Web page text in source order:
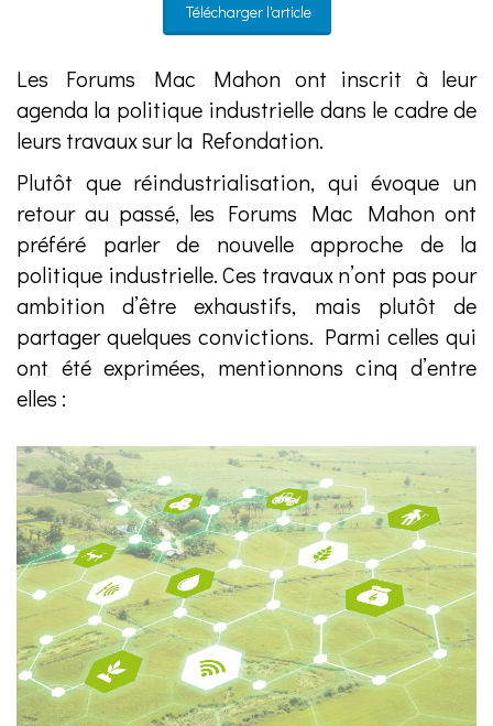
Télécharger l'article
Les Forums Mac Mahon ont inscrit à leur
agenda la politique industrielle dans le cadre de
leurs travaux sur la Refondation.
Plutôt que réindustrialisation, qui évoque un
retour au passé, les Forums Mac Mahon ont
préféré parler de nouvelle approche de la
politique industrielle. Ces travaux n’ont pas pour
ambition d’être exhaustifs, mais plutôt de
partager quelques convictions. Parmi celles qui
ont été exprimées, mentionnons cinq d’entre
elles :